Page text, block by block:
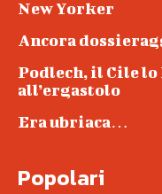
New Yorker
Ancora
Podlech, il Cile lo
all’ergastolo
Era ubriaca…
Popolari